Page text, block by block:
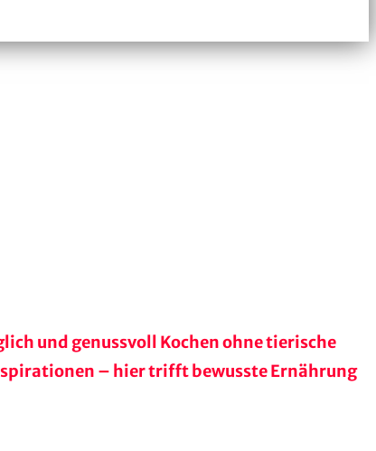
und genussvoll Kochen ohne tierische
– hier trifft bewusste Ernährung